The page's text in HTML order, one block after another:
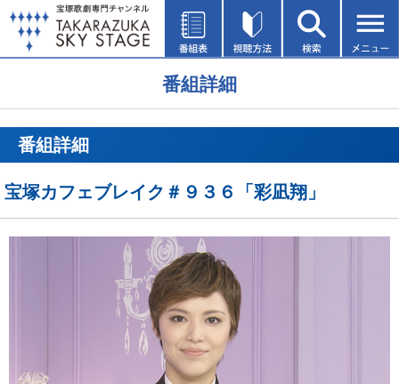
番組詳細
番組詳細
宝塚カフェブレイク＃９３６「彩凪翔」